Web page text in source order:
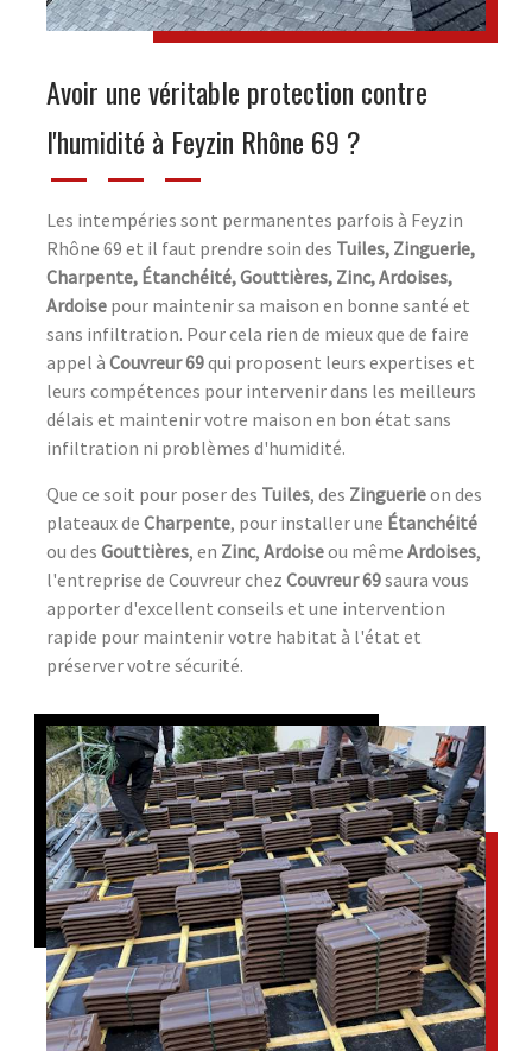
Avoir une véritable protection contre
l'humidité à Feyzin Rhône 69 ?
Les intempéries sont permanentes parfois à Feyzin
Rhône 69 et il faut prendre soin des Tuiles, Zinguerie,
Charpente, Étanchéité, Gouttières, Zinc, Ardoises,
Ardoise pour maintenir sa maison en bonne santé et
sans infiltration. Pour cela rien de mieux que de faire
appel à Couvreur 69qui proposent leurs expertises et
leurs compétences pour intervenir dans les meilleurs
délais et maintenir votre maison en bon état sans
infiltration ni problèmes d'humidité.
Que ce soit pour poser des Tuiles, des Zinguerieon des
plateaux de Charpente, pour installer une Étanchéité
ou des Gouttières, en Zinc, Ardoiseou même Ardoises,
l'entreprise de Couvreur chez Couvreur 69saura vous
apporter d'excellent conseils et une intervention
rapide pour maintenir votre habitat à l'état et
préserver votre sécurité.